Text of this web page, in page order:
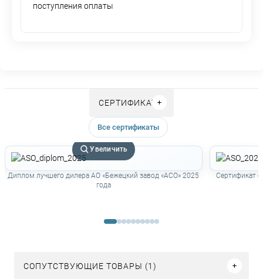
поступления оплаты
СЕРТИФИКАТЫ
Все сертификаты
Увеличить
Диплом лучшего дилера АО «Бежецкий завод «АСО» 2025
года
Сертификат
СОПУТСТВУЮЩИЕ ТОВАРЫ (1)